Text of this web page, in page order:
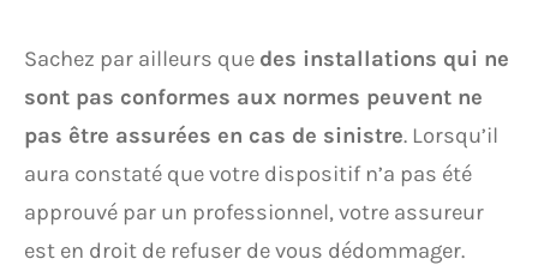
Sachez par ailleurs que des installations qui ne
sont pas conformes aux normes peuvent ne
pas être assurées en cas de sinistre. Lorsqu’il
aura constaté que votre dispositif n’a pas été
approuvé par un professionnel, votre assureur
est en droit de refuser de vous dédommager.